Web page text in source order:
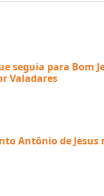
seguia para Bom
Valadares
Antônio de